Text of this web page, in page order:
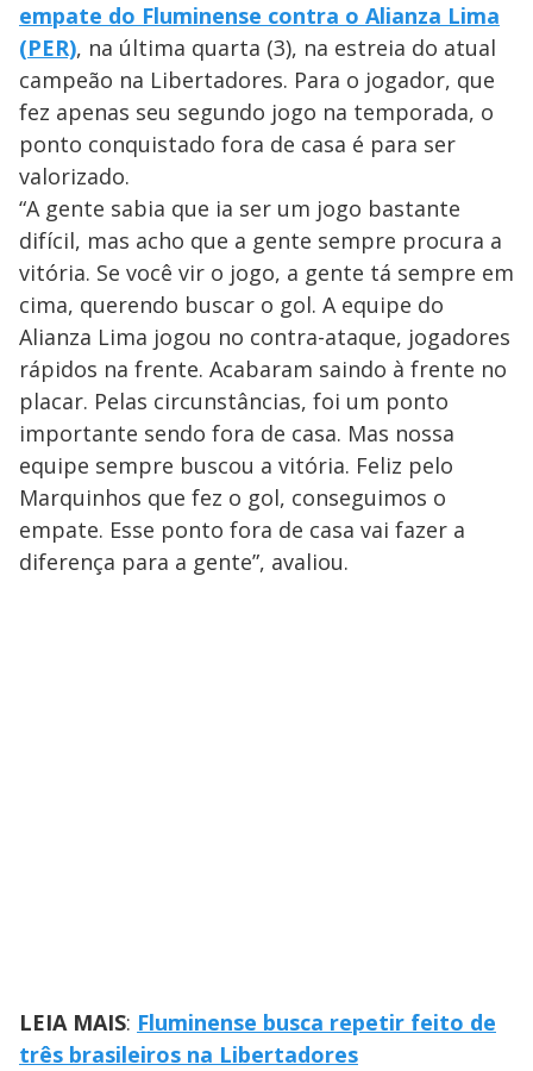
empate do Fluminense contra o Alianza Lima
(PER), na última quarta (3), na estreia do atual
campeão na Libertadores. Para o jogador, que
fez apenas seu segundo jogo na temporada, o
ponto conquistado fora de casa é para ser
valorizado.
“A gente sabia que ia ser um jogo bastante
difícil, mas acho que a gente sempre procura a
vitória. Se você vir o jogo, a gente tá sempre em
cima, querendo buscar o gol. A equipe do
Alianza Lima jogou no contra-ataque, jogadores
rápidos na frente. Acabaram saindo à frente no
placar. Pelas circunstâncias, foi um ponto
importante sendo fora de casa. Mas nossa
equipe sempre buscou a vitória. Feliz pelo
Marquinhos que fez o gol, conseguimos o
empate. Esse ponto fora de casa vai fazer a
diferença para a gente”, avaliou.
LEIA MAIS: Fluminense busca repetir feito de
três brasileiros na Libertadores